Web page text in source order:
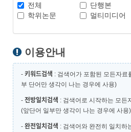
전체 단행본
학위논문
멀티미디어
이용안내
-키워드검색 : 검색어가 포함된 모든자료
부 단어만 생각이 나는 경우에 사용)
-전방일치검색 : 검색어로 시작하는 모든
(앞단어 일부만 생각이 나는 경우에 사용)
-완전일치검색 : 검색어와 완전히 일치하